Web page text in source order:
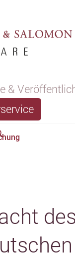
&